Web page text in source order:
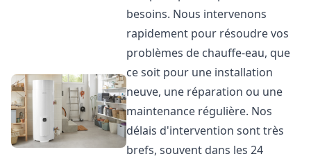
besoins. Nous intervenons
rapidement pour résoudre vos
problèmes de chauffe-eau, que
ce soit pour une installation
neuve, une réparation ou une
maintenance régulière. Nos
délais d'intervention sont très
brefs, souvent dans les 24